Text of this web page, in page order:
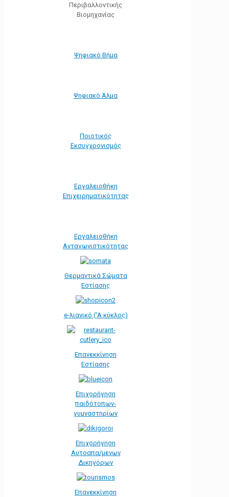
Περιβαλλοντικής
Βιομηχανίας
Ψηφιακό Βήμα
Ψηφιακό Άλμα
Ποιοτικός
Εκσυγχρονισμός
Εργαλειοθήκη
Eπιχειρηματικότητας
Εργαλειοθήκη
Ανταγωνιστικότητας
Θερμαντικά Σώματα
Εστίασης
e-λιανικό ('Α κύκλος)
Επανεκκίνηση
Εστίασης
Επιχορήγηση
παιδότοπων-
γυμναστηρίων
Επιχορήγηση
Αυτοαπα/μενων
Δικηγόρων
Επανεκκίνηση